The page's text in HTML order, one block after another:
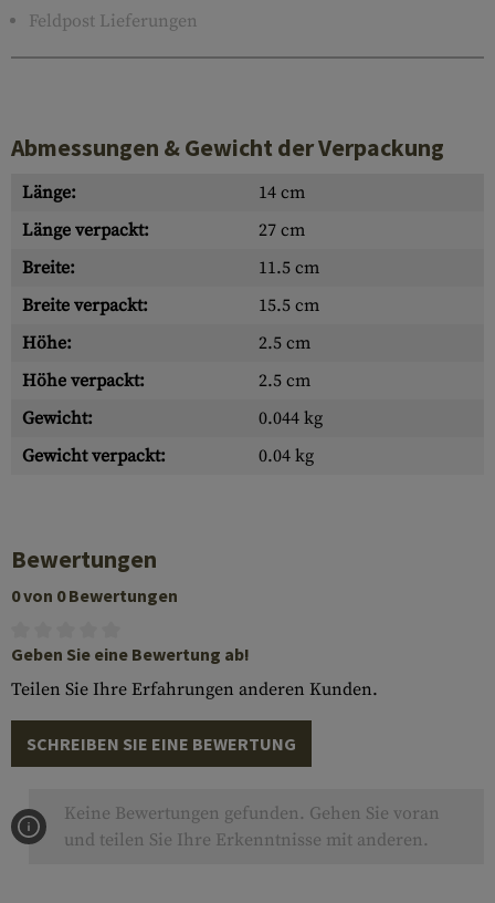
Feldpost Lieferungen
Abmessungen & Gewicht der Verpackung
Länge:
14 cm
Länge verpackt:
27 cm
Breite:
11.5 cm
Breite verpackt:
15.5 cm
Höhe:
2.5 cm
Höhe verpackt:
2.5 cm
Gewicht:
0.044 kg
Gewicht verpackt:
0.04 kg
Bewertungen
0 von 0 Bewertungen
Geben Sie eine Bewertung ab!
Teilen Sie Ihre Erfahrungen anderen Kunden.
SCHREIBEN SIE EINE BEWERTUNG
Keine Bewertungen gefunden. Gehen Sie voran
und teilen Sie Ihre Erkenntnisse mit anderen.